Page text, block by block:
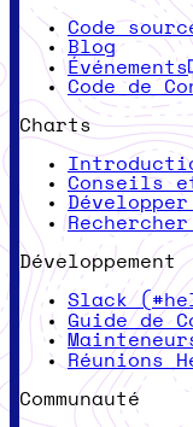
Code
Blog
Événements
Code de
Charts
Conseils
Développement
Slack
Guide de
Réunions
Communauté